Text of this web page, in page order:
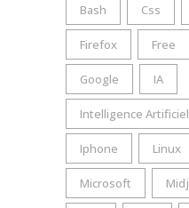
Bash Css
Firefox Free
Google IA
Intelligence
Iphone Linux
Microsoft